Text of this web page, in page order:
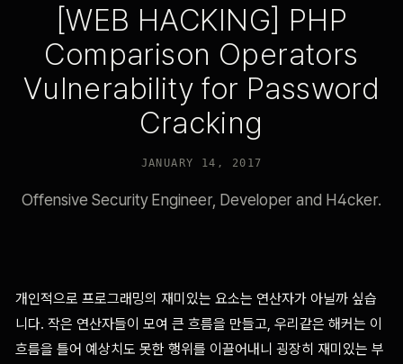
[WEB HACKING] PHP
Comparison Operators
Vulnerability for Password
Cracking
JANUARY 14, 2017
Offensive Security Engineer, Developer and H4cker.
개인적으로 프로그래밍의 재미있는 요소는 연산자가 아닐까 싶습
니다. 작은 연산자들이 모여 큰 흐름을 만들고, 우리같은 해커는 이
흐름을 틀어 예상치도 못한 행위를 이끌어내니 굉장히 재미있는 부